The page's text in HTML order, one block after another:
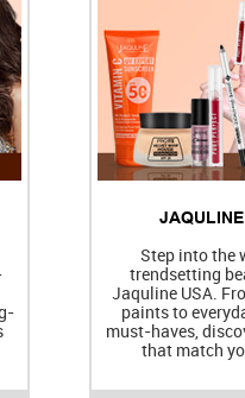
Step into the
trendsetting
Jaquline USA.
paints to
must-haves,
that match